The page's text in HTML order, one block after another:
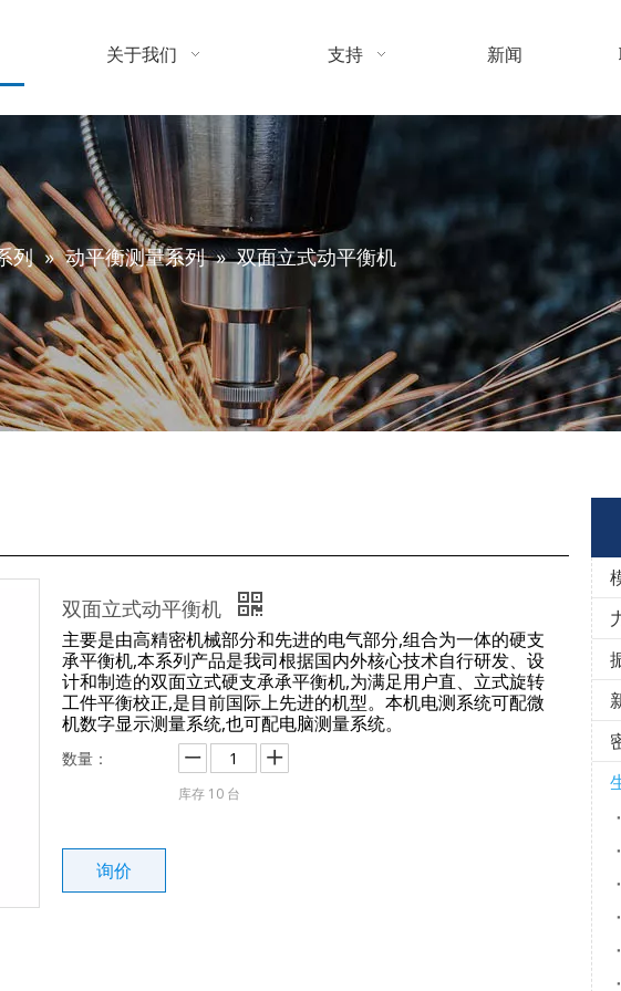
关于我们 支持 新闻
列 » 动平衡测量系列 » 双面立式动平衡机
双面立式动平衡机
主要是由高精密机械部分和先进的电气部分,组合为一体的硬支
承平衡机,本系列产品是我司根据国内外核心技术自行研发、设
计和制造的双面立式硬支承承平衡机,为满足用户直、立式旋转
工件平衡校正,是目前国际上先进的机型。本机电测系统可配微
机数字显示测量系统,也可配电脑测量系统。
数量：
库存 10 台
询价